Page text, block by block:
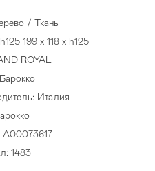
/ Ткань
199 x 118 x h125
ROYAL
Италия
A00073617
1483